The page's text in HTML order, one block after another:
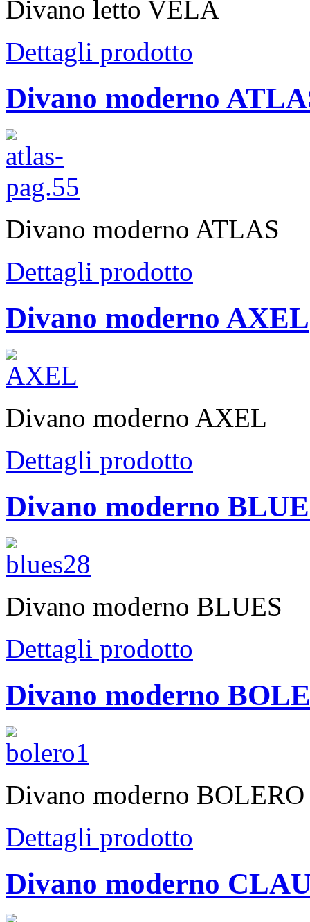
Divano letto VELA
Dettagli prodotto
Divano moderno
Divano moderno ATLAS
Dettagli prodotto
Divano moderno AXEL
Divano moderno AXEL
Dettagli prodotto
Divano moderno
Divano moderno BLUES
Dettagli prodotto
Divano moderno
Divano moderno BOLERO
Dettagli prodotto
Divano moderno